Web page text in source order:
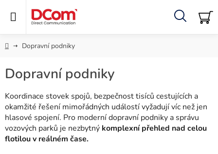
Hledat
DomůDopravní podniky
Dopravní podniky
Koordinace stovek spojů, bezpečnost tisíců cestujících a
okamžité řešení mimořádných událostí vyžadují víc než jen
hlasové spojení. Pro moderní dopravní podniky a správu
vozových parků je nezbytný komplexní přehled nad celou
flotilou v reálném čase.